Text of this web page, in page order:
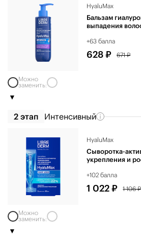
HyaluMax
Бальзам
выпадения
+63 балла
628 ₽ 671 ₽
Можно
заменить:
2 этап Интенсивный
HyaluMax
Сыворотка-
укрепления и
+102 балла
1 022 ₽ 1 106 ₽
Можно
заменить: